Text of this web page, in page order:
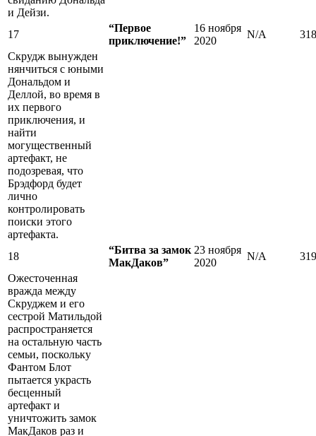
и Дейзи.
17
“Первое
приключение!”
16 ноября
2020
N/A
318
Скрудж вынужден
нянчиться с юными
Дональдом и
Деллой, во время в
их первого
приключения, и
найти
могущественный
артефакт, не
подозревая, что
Брэдфорд будет
лично
контролировать
поиски этого
артефакта.
18
“Битва за замок
МакДаков”
23 ноября
2020
N/A
319
Ожесточенная
вражда между
Скруджем и его
сестрой Матильдой
распространяется
на остальную часть
семьи, поскольку
Фантом Блот
пытается украсть
бесценный
артефакт и
уничтожить замок
МакДаков раз и